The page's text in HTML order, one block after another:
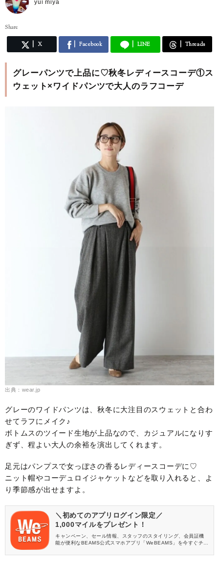
yui miya
Share
X Facebook LINE Threads
グレーパンツで上品に♡秋冬レディースコーデ①ス
ウェット×ワイドパンツで大人のラフコーデ
出典：wear.jp
グレーのワイドパンツは、秋冬に大注目のスウェットと合わ
せてラフにメイク♪
ボトムスのツイード生地が上品なので、カジュアルになりす
ぎず、程よい大人の余裕を演出してくれます。
足元はパンプスで女っぽさの香るレディースコーデに♡
ニット帽やコーデュロイジャケットなどを取り入れると、よ
り季節感が出せますよ。
＼初めてのアプリログイン限定／
1,000マイルをプレゼント！
キャンペーン、セール情報、スタッフのスタイリング、会員証機
能が便利なBEAMS公式スマホアプリ「WeBEAMS」を今すぐチェ